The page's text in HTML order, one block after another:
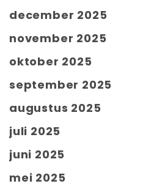
december 2025
november 2025
oktober 2025
september 2025
augustus 2025
juli 2025
juni 2025
mei 2025